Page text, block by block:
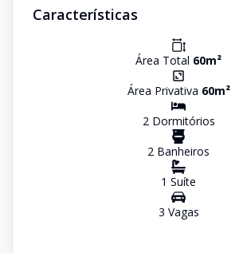
Características
Área Total 60m²
Área Privativa 60m²
2Dormitórios
2 Banheiros
1 Suíte
3 Vagas